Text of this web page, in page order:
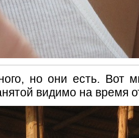
но они есть. Вот
видимо на время